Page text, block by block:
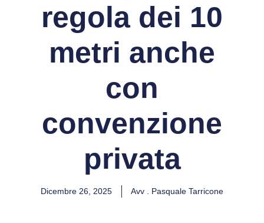
regola dei 10
metri anche
con
convenzione
privata
Dicembre 26, 2025 Avv . Pasquale Tarricone